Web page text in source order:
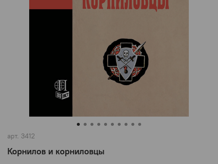
арт. 3412
Корнилов и корниловцы